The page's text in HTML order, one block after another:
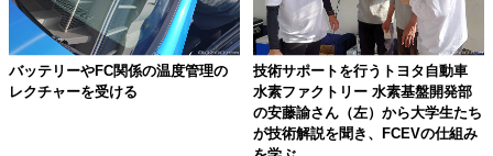
バッテリーやFC関係の温度管理の
レクチャーを受ける
技術サポートを行うトヨタ自動車
水素ファクトリー 水素基盤開発部
の安藤諭さん（左）から大学生たち
が技術解説を聞き、FCEVの仕組み